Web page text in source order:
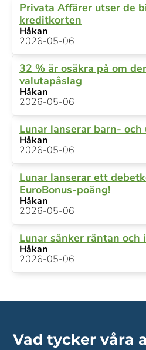
Privata Affärer utser de
kreditkorten
Håkan
2026-05-06
32 % är osäkra på om
valutapåslag
Håkan
2026-05-06
Lunar lanserar barn-
Håkan
2026-05-06
Lunar lanserar ett
EuroBonus-poäng!
Håkan
2026-05-06
Lunar sänker räntan och
Håkan
2026-05-06
Vad tycker våra